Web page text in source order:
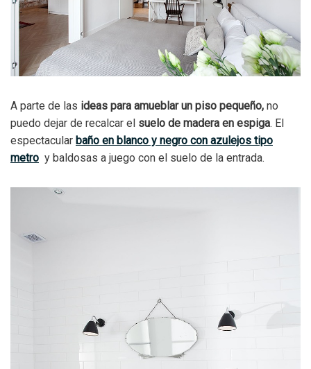
A parte de las ideas para amueblar un piso pequeño, no
puedo dejar de recalcar el suelo de madera en espiga. El
espectacular baño en blanco y negro con azulejos tipo
metro y baldosas a juego con el suelo de la entrada.